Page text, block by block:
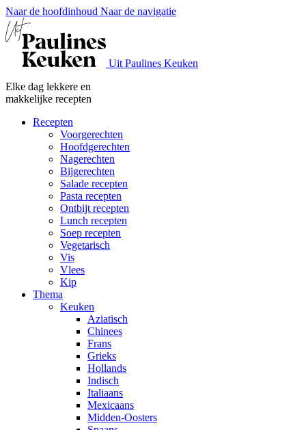
Naar de hoofdinhoud Naar de navigatie
Uit Paulines Keuken
Elke dag lekkere en
makkelijke recepten
Recepten
Voorgerechten
Hoofdgerechten
Nagerechten
Bijgerechten
Salade recepten
Pasta recepten
Ontbijt recepten
Lunch recepten
Soep recepten
Vegetarisch
Vis
Vlees
Kip
Thema
Keuken
Aziatisch
Chinees
Frans
Grieks
Hollands
Indisch
Italiaans
Mexicaans
Midden-Oosters